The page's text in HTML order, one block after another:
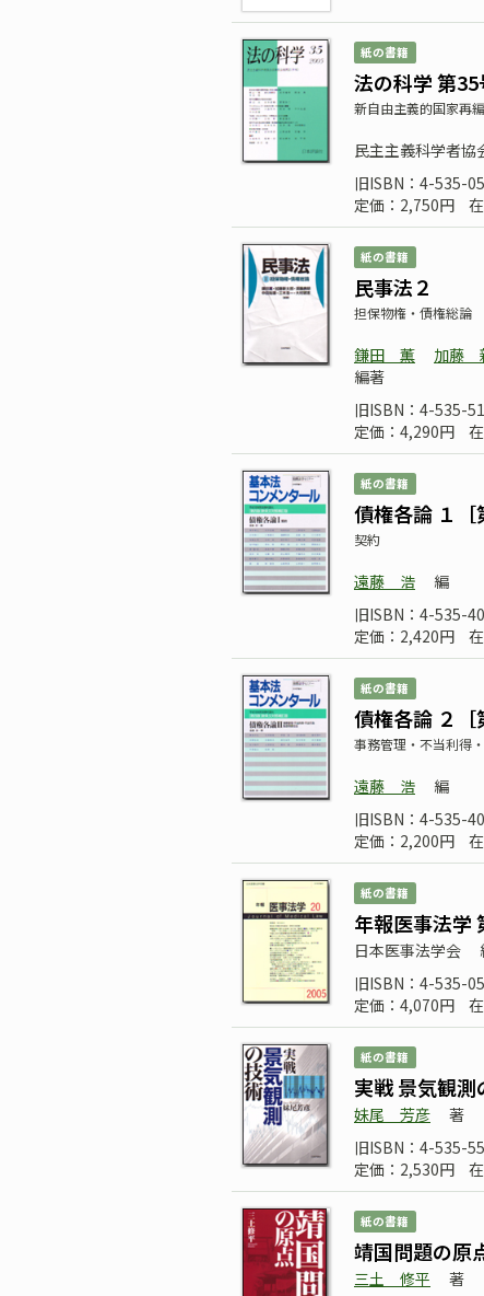
紙の書籍
法の科学 第35
新自由主義的国家再
民主主義科学者協
旧ISBN：4-535-
定価：2,750円
紙の書籍
民事法２
担保物権・債権総論
鎌田 薫 加藤
編著
旧ISBN：4-535-
定価：4,290円
紙の書籍
債権各論 １
契約
遠藤 浩
編
旧ISBN：4-535-
定価：2,420円
紙の書籍
債権各論 ２
事務管理・不当利得
遠藤 浩
編
旧ISBN：4-535-
定価：2,200円
紙の書籍
年報医事法学
日本医事法学会
旧ISBN：4-535-
定価：4,070円
紙の書籍
実戦 景気観測
妹尾 芳彦
著
旧ISBN：4-535-
定価：2,530円
紙の書籍
靖国問題の原
三土 修平
著